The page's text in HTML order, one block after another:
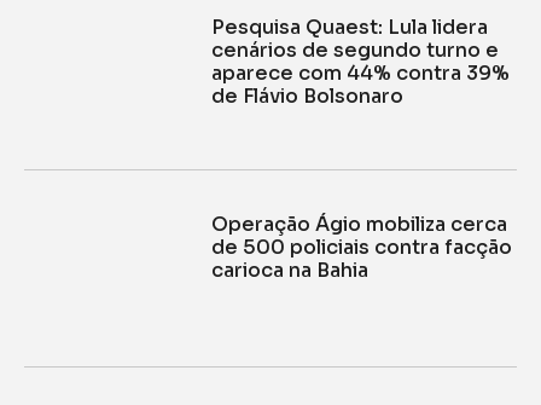
Pesquisa Quaest: Lula lidera
cenários de segundo turno e
aparece com 44% contra 39%
de Flávio Bolsonaro
Operação Ágio mobiliza cerca
de 500 policiais contra facção
carioca na Bahia